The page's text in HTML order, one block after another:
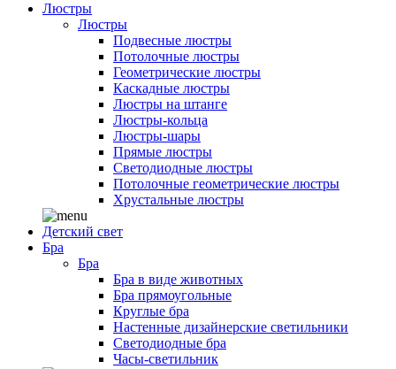
Люстры
Люстры
Подвесные люстры
Потолочные люстры
Геометрические люстры
Каскадные люстры
Люстры на штанге
Люстры-кольца
Люстры-шары
Прямые люстры
Светодиодные люстры
Потолочные геометрические люстры
Хрустальные люстры
Детский свет
Бра
Бра
Бра в виде животных
Бра прямоугольные
Круглые бра
Настенные дизайнерские светильники
Светодиодные бра
Часы-светильник